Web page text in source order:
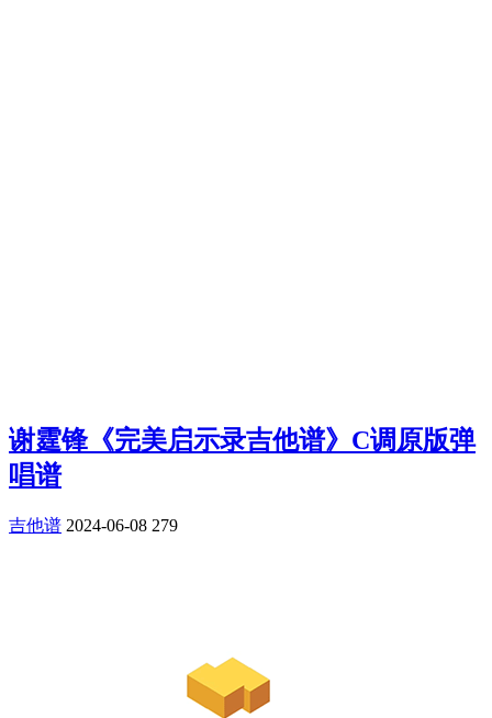
谢霆锋《完美启示录吉他谱》C调原版弹
唱谱
吉他谱 2024-06-08 279